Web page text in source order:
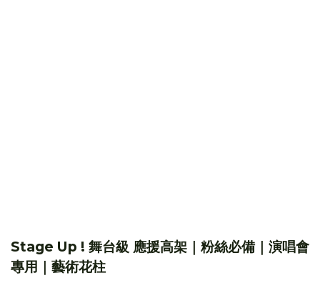
Stage Up ! 舞台級 應援高架｜粉絲必備｜演唱會
專用｜藝術花柱